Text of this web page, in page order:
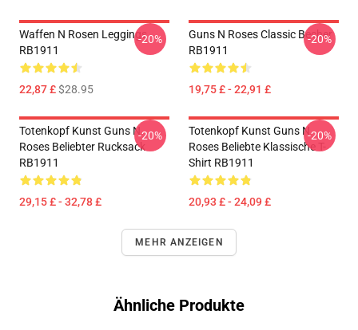
Waffen N Rosen Leggings
RB1911
22,87 £$28.95
-20%
Guns N Roses Classic Becher
RB1911
19,75 £ - 22,91 £
-20%
Totenkopf Kunst Guns N
Roses Beliebter Rucksack
RB1911
29,15 £ - 32,78 £
-20%
Totenkopf Kunst Guns N
Roses Beliebte Klassische T-
Shirt RB1911
20,93 £ - 24,09 £
-20%
MEHR ANZEIGEN
Ähnliche Produkte